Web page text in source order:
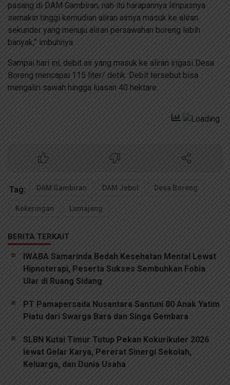
pasang di DAM Gambiran, nah itu harapannya limpasnya
semakin tinggi kemudian aliran airnya masuk ke aliran
sekunder yang menuju aliran persawahan boreng lebih
banyak,” imbuhnya.
Sampai hari ini, debit air yang masuk ke aliran irigasi Desa
Boreng mencapai 115 liter/ detik. Debit tersebut bisa
mengaliri sawah hingga luasan 40 hektare.
Tag: DAM Gambiran DAM Jebol Desa Boreng
Kekeringan Lumajang
BERITA TERKAIT
IWABA Samarinda Bedah Kesehatan Mental Lewat
Hipnoterapi, Peserta Sukses Sembuhkan Fobia
Ular di Ruang Sidang
PT Pamapersada Nusantara Santuni 80 Anak Yatim
Piatu dari Swarga Bara dan Singa Gembara
SLBN Kutai Timur Tutup Pekan Kokurikuler 2026
lewat Gelar Karya, Pererat Sinergi Sekolah,
Keluarga, dan Dunia Usaha